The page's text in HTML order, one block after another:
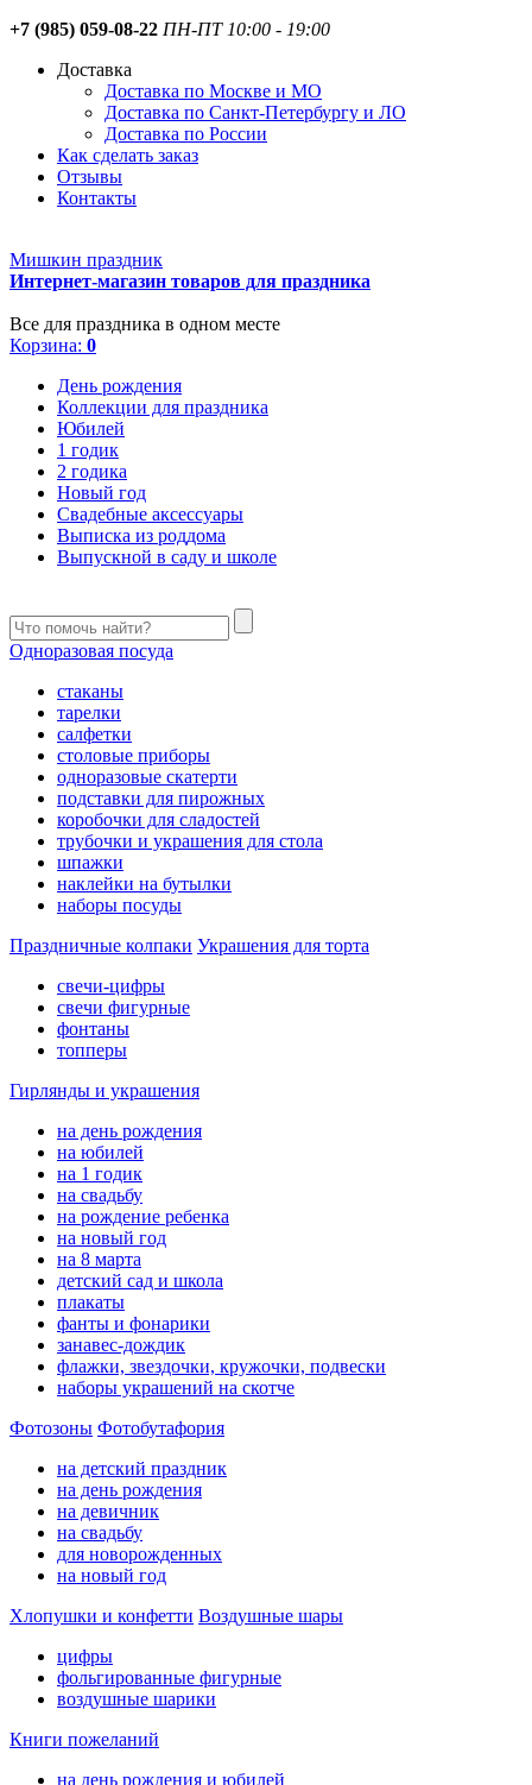
+7 (985) 059-08-22 ПН-ПТ 10:00 - 19:00
Доставка
Доставка по Москве и МО
Доставка по Санкт-Петербургу и ЛО
Доставка по России
Как сделать заказ
Отзывы
Контакты
Мишкин праздник
Интернет-магазин товаров для праздника
Все для праздника в одном месте
Корзина: 0
День рождения
Коллекции для праздника
Юбилей
1 годик
2 годика
Новый год
Свадебные аксессуары
Выписка из роддома
Выпускной в саду и школе
Одноразовая посуда
стаканы
тарелки
салфетки
столовые приборы
одноразовые скатерти
подставки для пирожных
коробочки для сладостей
трубочки и украшения для стола
шпажки
наклейки на бутылки
наборы посуды
Праздничные колпаки Украшения для торта
свечи-цифры
свечи фигурные
фонтаны
топперы
Гирлянды и украшения
на день рождения
на юбилей
на 1 годик
на свадьбу
на рождение ребенка
на новый год
на 8 марта
детский сад и школа
плакаты
фанты и фонарики
занавес-дождик
флажки, звездочки, кружочки, подвески
наборы украшений на скотче
Фотозоны Фотобутафория
на детский праздник
на день рождения
на девичник
на свадьбу
для новорожденных
на новый год
Хлопушки и конфетти Воздушные шары
цифры
фольгированные фигурные
воздушные шарики
Книги пожеланий
на день рождения и юбилей